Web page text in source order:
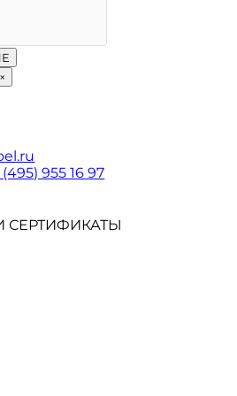
×
(495) 955 16 97
СЕРТИФИКАТЫ